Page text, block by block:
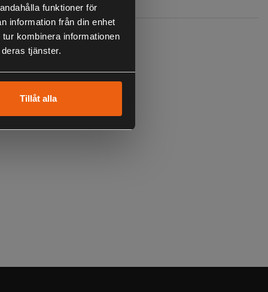
funktioner för
information från din enhet
kombinera informationen
tjänster.
Tillåt alla